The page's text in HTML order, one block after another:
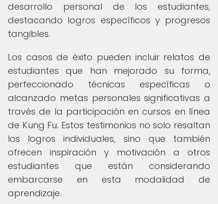
desarrollo personal de los estudiantes,
destacando logros específicos y progresos
tangibles.
Los casos de éxito pueden incluir relatos de
estudiantes que han mejorado su forma,
perfeccionado técnicas específicas o
alcanzado metas personales significativas a
través de la participación en cursos en línea
de Kung Fu. Estos testimonios no solo resaltan
los logros individuales, sino que también
ofrecen inspiración y motivación a otros
estudiantes que están considerando
embarcarse en esta modalidad de
aprendizaje.